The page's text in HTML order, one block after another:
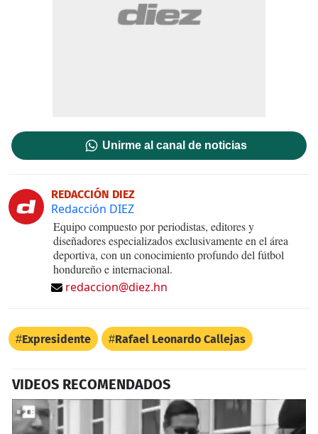
Unirme al canal de noticias
REDACCIÓN DIEZ
Redacción DIEZ
Equipo compuesto por periodistas, editores y
diseñadores especializados exclusivamente en el área
deportiva, con un conocimiento profundo del fútbol
hondureño e internacional.
redaccion@diez.hn
Expresidente Rafael Leonardo Callejas
VIDEOS RECOMENDADOS